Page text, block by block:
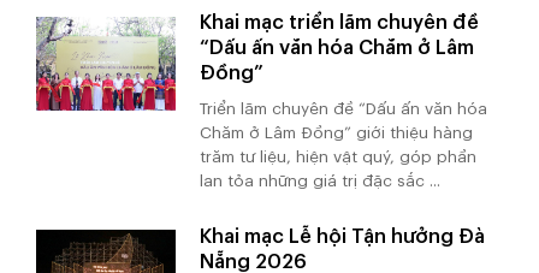
Khai mạc triển lãm chuyên đề
“Dấu ấn văn hóa Chăm ở Lâm
Đồng”
Triển lãm chuyên đề “Dấu ấn văn hóa
Chăm ở Lâm Đồng” giới thiệu hàng
trăm tư liệu, hiện vật quý, góp phần
lan tỏa những giá trị đặc sắc ...
Khai mạc Lễ hội Tận hưởng Đà
Nẵng 2026